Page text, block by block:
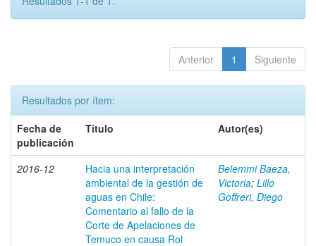
Anterior 1 Siguiente
Resultados por ítem:
Fecha de
publicación
Título Autor(es)
2016-12
Hacia una interpretación
ambiental de la gestión de
aguas en Chile:
Comentario al fallo de la
Corte de Apelaciones de
Temuco en causa Rol
Belemmi Baeza,
Victoria; Lillo
Goffreri, Diego